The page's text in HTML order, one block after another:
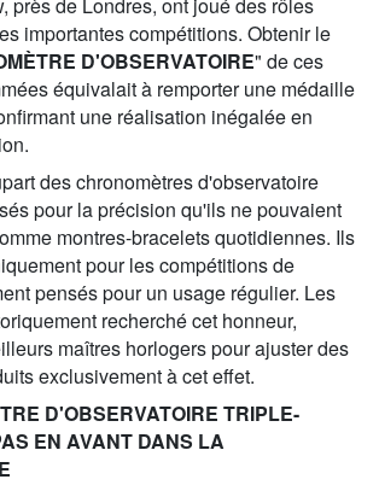
près de Londres, ont joué des rôles
importantes compétitions. Obtenir le
D'OBSERVATOIRE" de ces
équivalait à remporter une médaille
une réalisation inégalée en
des chronomètres d'observatoire
pour la précision qu'ils ne pouvaient
montres-bracelets quotidiennes. Ils
pour les compétitions de
pensés pour un usage régulier. Les
recherché cet honneur,
maîtres horlogers pour ajuster des
exclusivement à cet effet.
D'OBSERVATOIRE TRIPLE-
EN AVANT DANS LA